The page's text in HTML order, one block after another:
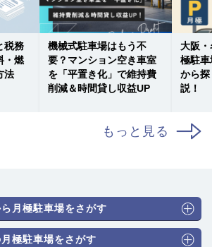
税務
・燃
法
機械式駐車場はもう不
要？マンション空き車室
を「平置き化」で維持費
削減＆時間貸し収益UP
大阪
極駐
から
説！
もっと見る
月極駐車場をさがす
極駐車場をさがす